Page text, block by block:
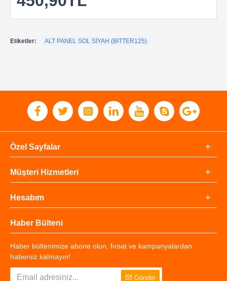
Etiketler: ALT PANEL SOL SİYAH (BITTER125)
Özel Sayfalar
Müşteri Hizmetleri
Hesabım
Haber Bülteni
Haber bültenimize abone olun, fırsat ve kampanyalardan
habersiz kalmayın!
Gönder